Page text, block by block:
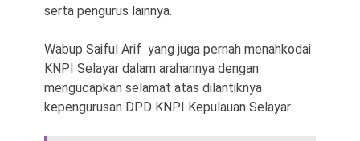
serta pengurus lainnya.
Wabup Saiful Arif yang juga pernah menahkodai
KNPI Selayar dalam arahannya dengan
mengucapkan selamat atas dilantiknya
kepengurusan DPD KNPI Kepulauan Selayar.